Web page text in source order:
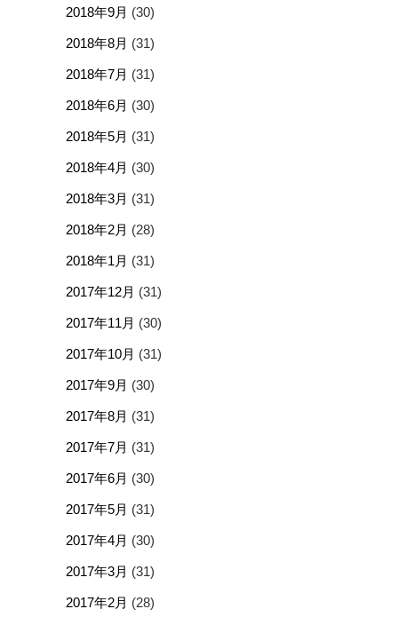
2018年9月 (30)
2018年8月 (31)
2018年7月 (31)
2018年6月 (30)
2018年5月 (31)
2018年4月 (30)
2018年3月 (31)
2018年2月 (28)
2018年1月 (31)
2017年12月 (31)
2017年11月 (30)
2017年10月 (31)
2017年9月 (30)
2017年8月 (31)
2017年7月 (31)
2017年6月 (30)
2017年5月 (31)
2017年4月 (30)
2017年3月 (31)
2017年2月 (28)